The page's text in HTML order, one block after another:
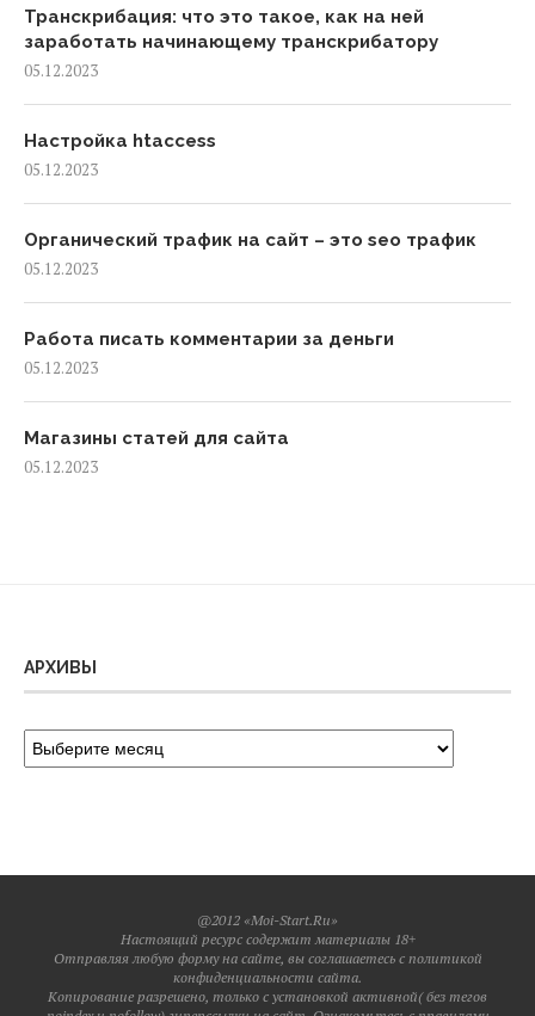
Транскрибация: что это такое, как на ней
заработать начинающему транскрибатору
05.12.2023
Настройка htaccess
05.12.2023
Органический трафик на сайт – это seo трафик
05.12.2023
Работа писать комментарии за деньги
05.12.2023
Магазины статей для сайта
05.12.2023
АРХИВЫ
@2012 «Moi-Start.Ru»
Настоящий ресурс содержит материалы 18+
Отправляя любую форму на сайте, вы соглашаетесь с политикой
конфиденциальности сайта.
Копирование разрешено, только с установкой активной( без тегов